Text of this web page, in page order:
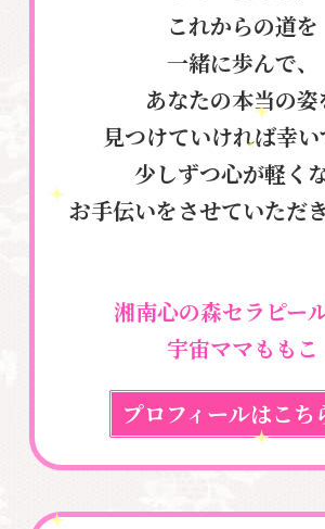
これからの道を
一緒に歩んで、
あなたの本当の姿
見つけていければ幸い
少しずつ心が軽く
お手伝いをさせていただ
湘南心の森セラピー
宇宙ママももこ
プロフィールはこ